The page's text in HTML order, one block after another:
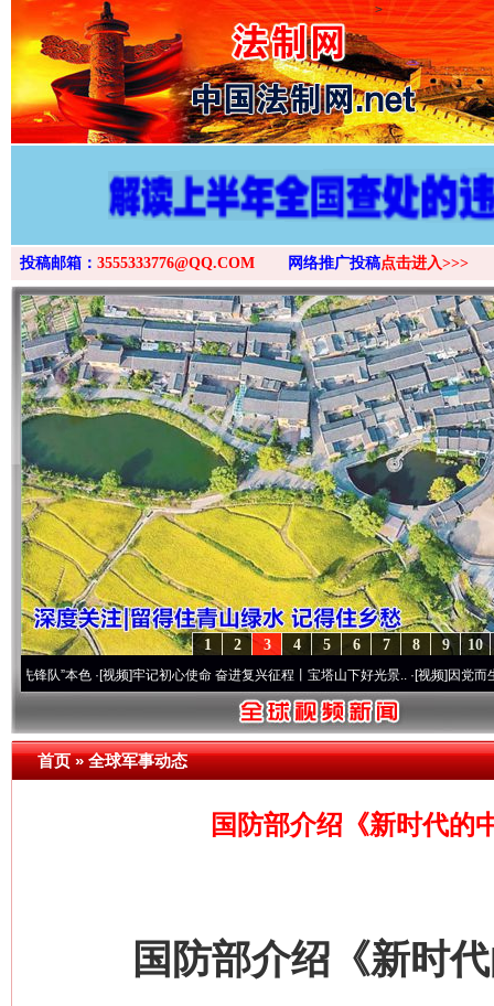
>
投稿邮箱： 3555333776@QQ.COM 网络推广投稿点击进入>>>
10
9
8
7
6
5
4
3
2
1
本色·[视频]牢记初心使命 奋进复兴征程丨宝塔山下好光景..·[视频]因党而生 为党而
首页»全球军事动态
国防部介绍《新时代的
国防部介绍《新时代